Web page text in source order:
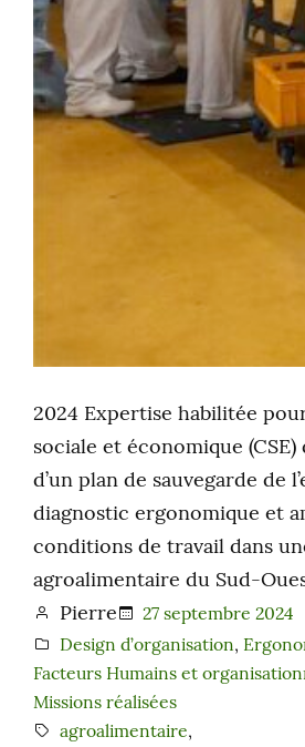
2024 Expertise habilitée
sociale et économique (CSE)
d’un plan de sauvegarde de
diagnostic ergonomique et
conditions de travail dans
agroalimentaire du Sud-
Pierre
27 septembre 2024
Design d’organisation,
Facteurs Humains et
Missions réalisées
agroalimentaire,